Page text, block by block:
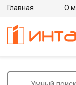
Главная О